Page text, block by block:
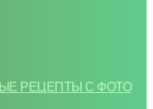
РЕЦЕПТЫ С ФОТО